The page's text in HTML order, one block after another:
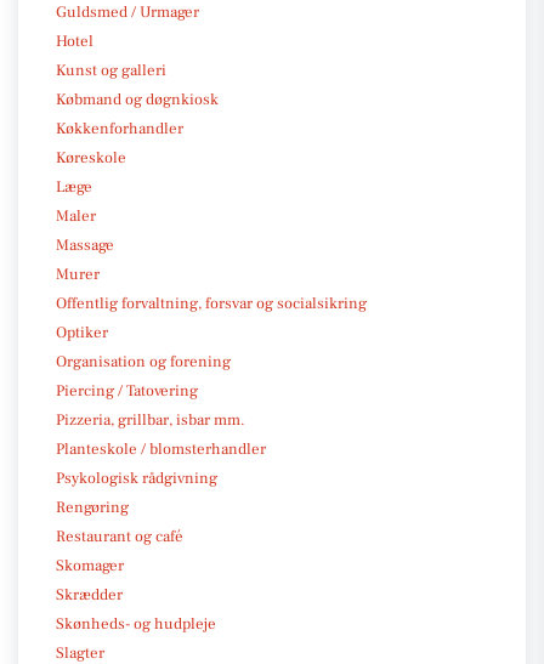
Guldsmed / Urmager
Hotel
Kunst og galleri
Købmand og døgnkiosk
Køkkenforhandler
Køreskole
Læge
Maler
Massage
Murer
Offentlig forvaltning, forsvar og socialsikring
Optiker
Organisation og forening
Piercing / Tatovering
Pizzeria, grillbar, isbar mm.
Planteskole / blomsterhandler
Psykologisk rådgivning
Rengøring
Restaurant og café
Skomager
Skrædder
Skønheds- og hudpleje
Slagter